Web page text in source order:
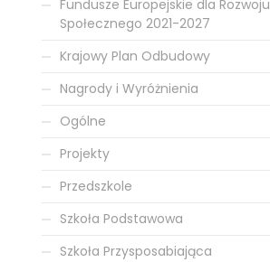
Fundusze Europejskie dla Rozwoju
Społecznego 2021-2027
Krajowy Plan Odbudowy
Nagrody i Wyróżnienia
Ogólne
Projekty
Przedszkole
Szkoła Podstawowa
Szkoła Przysposabiająca